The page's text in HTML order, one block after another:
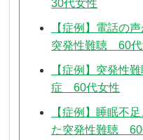
30代女性
【症例】電話の
突発性難聴 60代
【症例】突発性
症 60代女性
【症例】睡眠不
た突発性難聴 60